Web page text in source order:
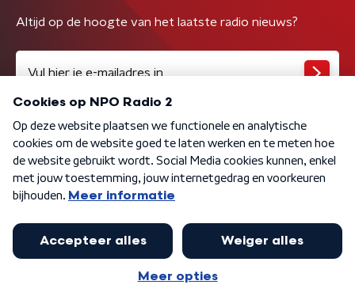
Altijd op de hoogte van het laatste radio nieuws?
Algemene voorwaarden